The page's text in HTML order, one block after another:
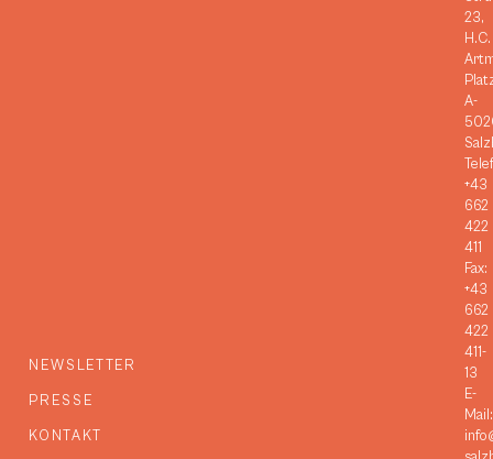
NEWSLETTER
PRESSE
KONTAKT
23,
H.C.
A-
+43
662
422
411
Fax:
+43
662
422
411-
13
E-
Mail: